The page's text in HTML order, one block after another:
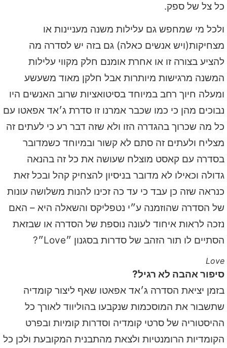
כל צל של ספק.
ולכל מי שמחפש גם עלילות משנה מעניינות או
מצחיקות(ויש אנשים כאלה) גם בזה יש לסדרה מה
להציע בצורה זו או אחרת אומנם חלק מקווי עלילות
המשנה מרגישות מיותרות אבל חלקן מאוד משעשע
ומעלה חיוך רחב במיוחד בסיטואציות שרוב האנשים היו
נבוכים מהן כי כמו שכבר אמרנו זו סדרת ג׳אד אפאטו עם
כל מה שכרוך בהגדרה הזו ולא שזה דבר רע כי לעתים זה
מצליח ולעתים זה סתם לא קשור ובמיוחד כשמדובר
בסדרה עם קאסט מוצלח שעושה את כל זה בהנאה
גדולה וכאילו לא מדובר בניסיון להצחיק קהל ובכל זאת
כנראה שזה כן עבד כי עד כה זכינו להנות משלושה עונות
של הסדרה שהוזמנה ע״י נטפליקס והשאלה היא – האם
נזכה לראות איחוד לעונה נוספת של הסדרה או שבזאת
הסתיים לו תור הזהב של סדרות בסגנון ״Love״?
Love
סיפור אהבה לא רגיל?
בזמן יציאת הסדרה ג׳אד אפאטו שאף ליצור קומדיה
שתשבור את המוסכמות שנקבעו בהוליווד לאורך כל
ההיסטוריה של סרטי קומדיה וסדרות קומיות ובפרט
הקומדיות הרומנטיות ולצאת מהתבנית המקובעת ולכן כל